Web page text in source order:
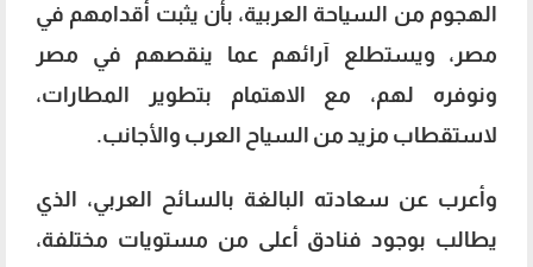
الهجوم من السياحة العربية، بأن يثبت أقدامهم في
مصر، ويستطلع آرائهم عما ينقصهم في مصر
ونوفره لهم، مع الاهتمام بتطوير المطارات،
لاستقطاب مزيد من السياح العرب والأجانب.
وأعرب عن سعادته البالغة بالسائح العربي، الذي
يطالب بوجود فنادق أعلى من مستويات مختلفة،